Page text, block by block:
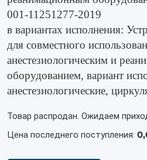
001-11251277-2019
в вариантах исполнения:
для совместного
анестезиологическим и
оборудованием, вариант
анестезиологические,
Товар распродан. Ожидаем
Цена последнего поступления: